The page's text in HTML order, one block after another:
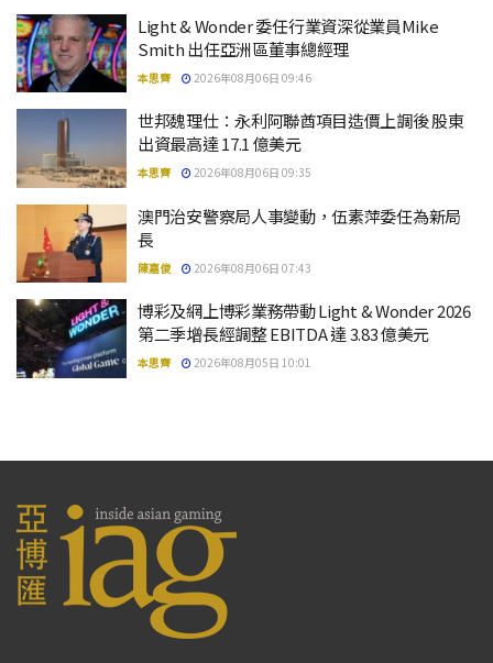
Light & Wonder 委任行業資深從業員Mike
Smith 出任亞洲區董事總經理
本思齊 2026年08月06日 09:46
世邦魏理仕：永利阿聯酋項目造價上調後 股東
出資最高達 17.1 億美元
本思齊 2026年08月06日 09:35
澳門治安警察局人事變動，伍素萍委任為新局
長
陳嘉俊 2026年08月06日 07:43
博彩及網上博彩業務帶動 Light & Wonder 2026
第二季增長經調整 EBITDA 達 3.83 億美元
本思齊 2026年08月05日 10:01